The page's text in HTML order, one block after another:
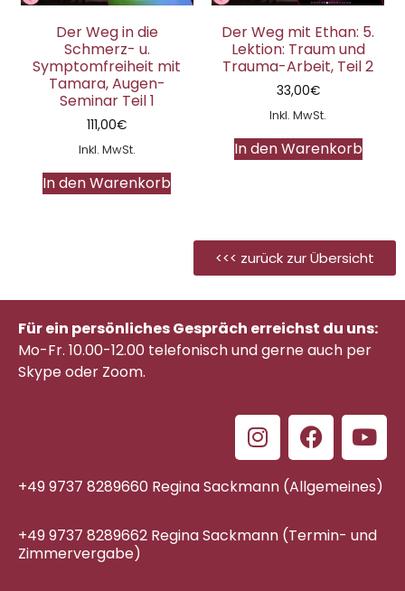
Der Weg in die
Schmerz- u.
Symptomfreiheit mit
Tamara, Augen-
Seminar Teil 1
111,00€
Inkl. MwSt.
In den Warenkorb
Der Weg mit Ethan: 5.
Lektion: Traum und
Trauma-Arbeit, Teil 2
33,00€
Inkl. MwSt.
In den Warenkorb
<<< zurück zur Übersicht
Für ein persönliches Gespräch erreichst du uns:
Mo-Fr. 10.00-12.00 telefonischund gerne auch per
Skype oder Zoom.
+49 9737 8289660 Regina Sackmann (Allgemeines)
+49 9737 8289662 Regina Sackmann (Termin- und
Zimmervergabe)